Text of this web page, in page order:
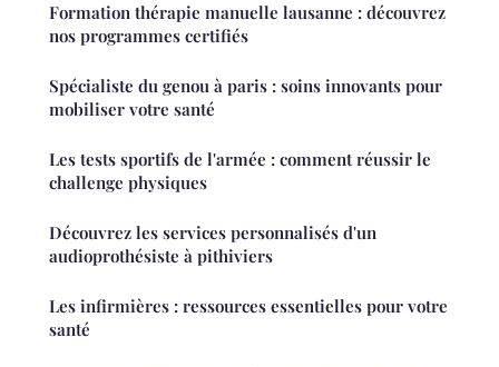
Formation thérapie manuelle lausanne : découvrez
nos programmes certifiés
Spécialiste du genou à paris : soins innovants pour
mobiliser votre santé
Les tests sportifs de l'armée : comment réussir le
challenge physiques
Découvrez les services personnalisés d'un
audioprothésiste à pithiviers
Les infirmières : ressources essentielles pour votre
santé